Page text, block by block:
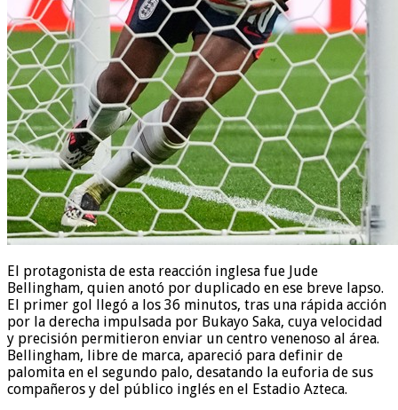
El protagonista de esta reacción inglesa fue Jude
Bellingham, quien anotó por duplicado en ese breve lapso.
El primer gol llegó a los 36 minutos, tras una rápida acción
por la derecha impulsada por Bukayo Saka, cuya velocidad
y precisión permitieron enviar un centro venenoso al área.
Bellingham, libre de marca, apareció para definir de
palomita en el segundo palo, desatando la euforia de sus
compañeros y del público inglés en el Estadio Azteca.